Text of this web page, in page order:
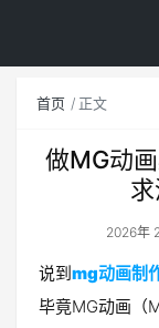
首页 正文
做MG动
2026年
说到mg动画制
毕竟MG动画（